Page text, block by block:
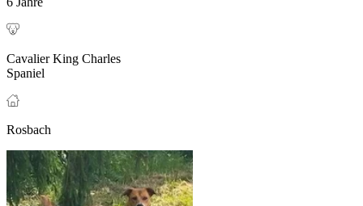
Cavalier King Charles
Spaniel
Rosbach